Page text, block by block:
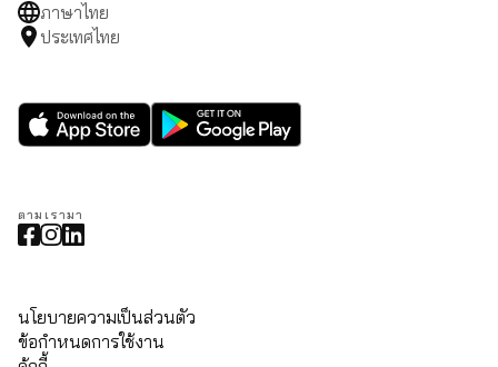
ภาษาไทย
ประเทศไทย
ตามเรามา
นโยบายความเป็นส่วนตัว
ข้อกำหนดการใช้งาน